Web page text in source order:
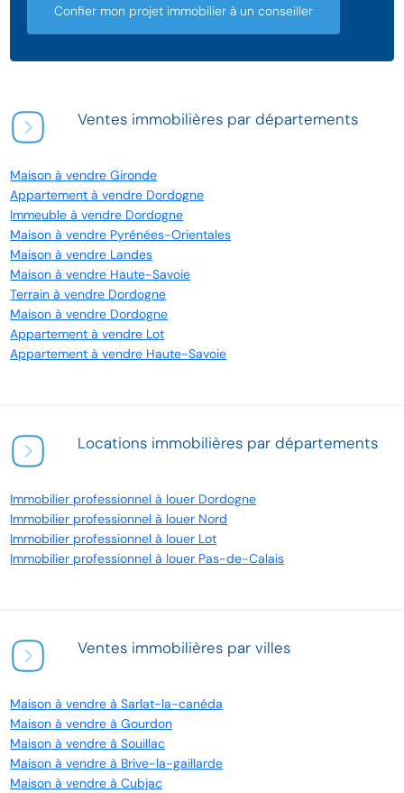
Confier mon projet immobilier à un conseiller
Ventes immobilières par départements
Maison à vendre Gironde
Appartement à vendre Dordogne
Immeuble à vendre Dordogne
Maison à vendre Pyrénées-Orientales
Maison à vendre Landes
Maison à vendre Haute-Savoie
Terrain à vendre Dordogne
Maison à vendre Dordogne
Appartement à vendre Lot
Appartement à vendre Haute-Savoie
Locations immobilières par départements
Immobilier professionnel à louer Dordogne
Immobilier professionnel à louer Nord
Immobilier professionnel à louer Lot
Immobilier professionnel à louer Pas-de-Calais
Ventes immobilières par villes
Maison à vendre à Sarlat-la-canéda
Maison à vendre à Gourdon
Maison à vendre à Souillac
Maison à vendre à Brive-la-gaillarde
Maison à vendre à Cubjac